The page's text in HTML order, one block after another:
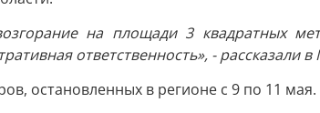
на площади 3 квадратных
ответственность», - рассказали
остановленных в регионе с 9 по 11 мая.